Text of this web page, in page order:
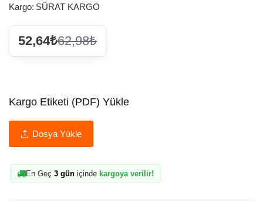
Kargo: SÜRAT KARGO
52,64₺62,98₺
Kargo Etiketi (PDF) Yükle
Dosya Yükle
En Geç 3 gün içinde kargoya verilir!